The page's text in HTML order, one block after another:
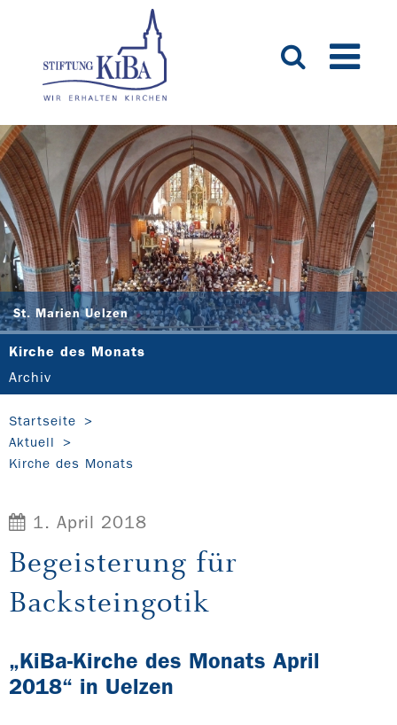
St. Marien Uelzen
Kirche des Monats
Archiv
Startseite
Aktuell
Kirche des Monats
1. April 2018
Begeisterung für
Backsteingotik
„KiBa-Kirche des Monats April
2018“ in Uelzen